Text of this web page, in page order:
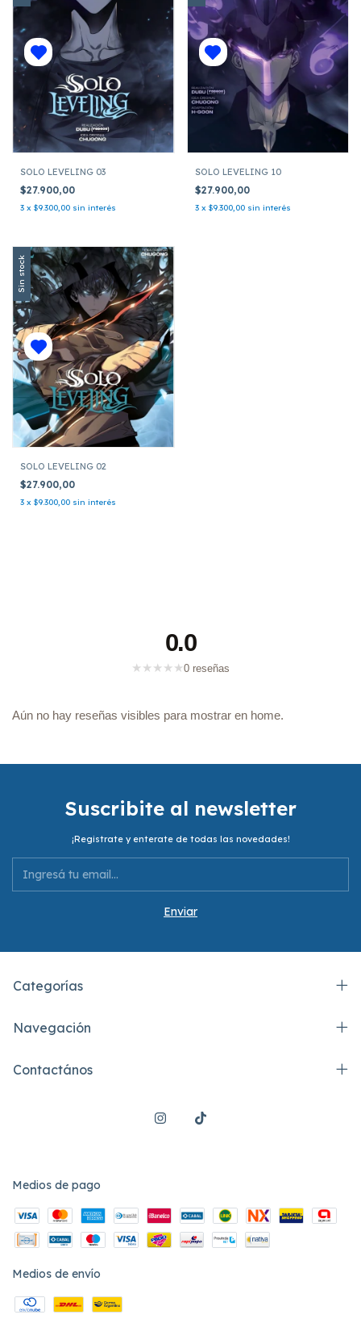
SOLO LEVELING 03
$27.900,00
3 x $9.300,00 sin interés
SOLO LEVELING 10
$27.900,00
3 x $9.300,00 sin interés
Sin stock
SOLO LEVELING 02
$27.900,00
3 x $9.300,00 sin interés
0.0
★ ★ ★ ★ ★0 reseñas
Aún no hay reseñas visibles para mostrar en home.
Suscribite al newsletter
¡Registrate y enterate de todas las novedades!
Categorías
Navegación
Contactános
Medios de pago
Medios de envío